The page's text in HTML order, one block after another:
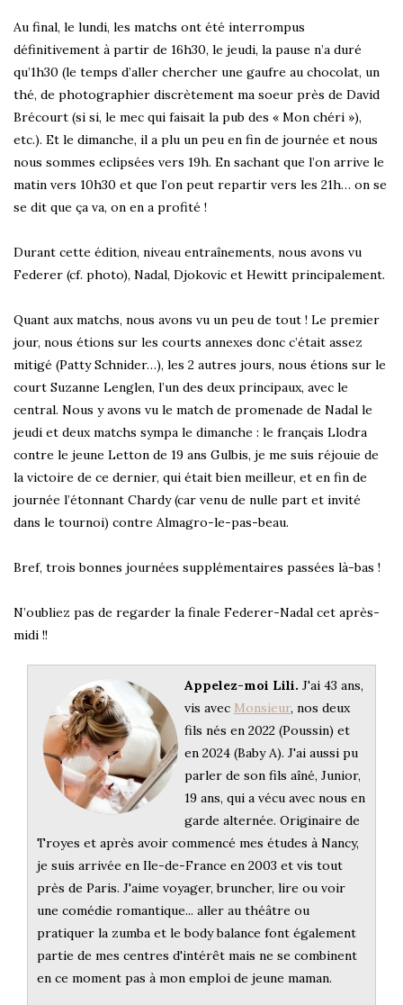
Au final, le lundi, les matchs ont été interrompus
définitivement à partir de 16h30, le jeudi, la pause n’a duré
qu’1h30 (le temps d’aller chercher une gaufre au chocolat, un
thé, de photographier discrètement ma soeur près de David
Brécourt (si si, le mec qui faisait la pub des « Mon chéri »),
etc.). Et le dimanche, il a plu un peu en fin de journée et nous
nous sommes eclipsées vers 19h. En sachant que l’on arrive le
matin vers 10h30 et que l’on peut repartir vers les 21h… on se
se dit que ça va, on en a profité !
Durant cette édition, niveau entraînements, nous avons vu
Federer (cf. photo), Nadal, Djokovic et Hewitt principalement.
Quant aux matchs, nous avons vu un peu de tout ! Le premier
jour, nous étions sur les courts annexes donc c’était assez
mitigé (Patty Schnider…), les 2 autres jours, nous étions sur le
court Suzanne Lenglen, l’un des deux principaux, avec le
central. Nous y avons vu le match de promenade de Nadal le
jeudi et deux matchs sympa le dimanche : le français Llodra
contre le jeune Letton de 19 ans Gulbis, je me suis réjouie de
la victoire de ce dernier, qui était bien meilleur, et en fin de
journée l’étonnant Chardy (car venu de nulle part et invité
dans le tournoi) contre Almagro-le-pas-beau.
Bref, trois bonnes journées supplémentaires passées là-bas !
N’oubliez pas de regarder la finale Federer-Nadal cet après-
midi !!
Appelez-moi Lili. J'ai 43 ans,
vis avec Monsieur, nos deux
fils nés en 2022 (Poussin) et
en 2024 (Baby A). J'ai aussi pu
parler de son fils aîné, Junior,
19 ans, qui a vécu avec nous en
garde alternée. Originaire de
Troyes et après avoir commencé mes études à Nancy,
je suis arrivée en Ile-de-France en 2003 et vis tout
près de Paris. J'aime voyager, bruncher, lire ou voir
une comédie romantique... aller au théâtre ou
pratiquer la zumba et le body balance font également
partie de mes centres d'intérêt mais ne se combinent
en ce moment pas à mon emploi de jeune maman.